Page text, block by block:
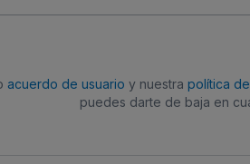
acuerdo de usuario y nuestra política
puedes darte de baja en